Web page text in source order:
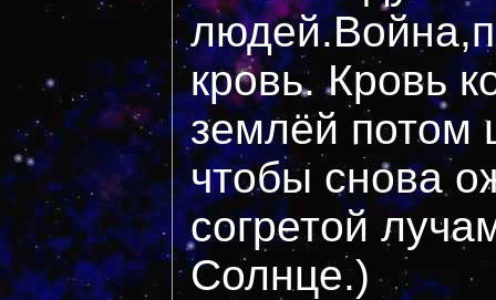
кровь. Кровь
землёй потом
чтобы снова
согретой
Солнце.)